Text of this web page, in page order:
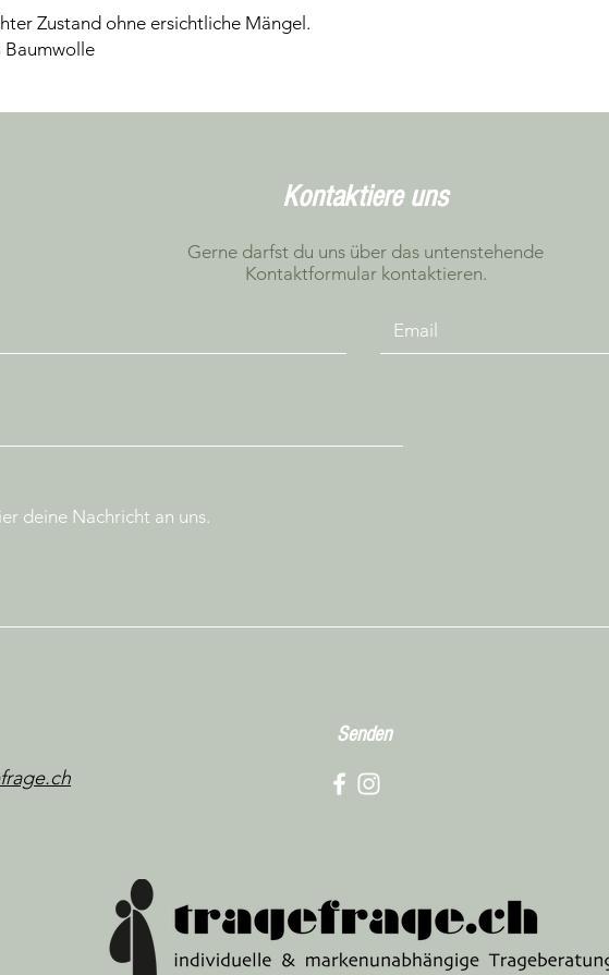
Zustand ohne ersichtliche Mängel.
Baumwolle
Kontaktiere uns
Gerne darfst du uns über das untenstehende
Kontaktformular kontaktieren.
Senden